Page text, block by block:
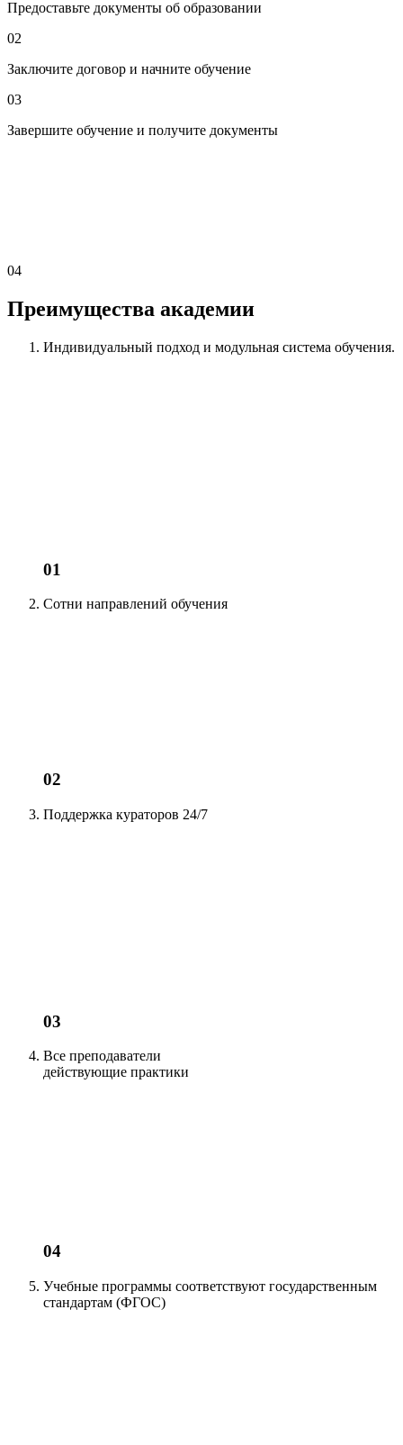
Предоставьте документы об образовании
02
Заключите договор и начните обучение
03
Завершите обучение и получите документы
04
Преимущества академии
Индивидуальный подход и модульная система обучения.
01
Сотни направлений обучения
02
Поддержка кураторов 24/7
03
Все преподаватели
действующие практики
04
Учебные программы соответствуют государственным
стандартам (ФГОС)